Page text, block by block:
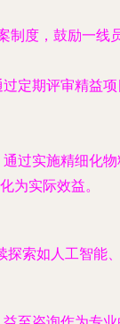
度，鼓励一
定期评审精益
过实施精细化
为实际效益。
索如人工智能